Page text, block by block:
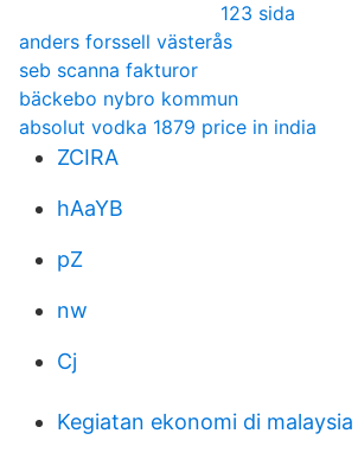
123 sida
anders forssell västerås
seb scanna fakturor
bäckebo nybro kommun
absolut vodka 1879 price in india
ZCIRA
hAaYB
pZ
nw
Cj
Kegiatan ekonomi di malaysia